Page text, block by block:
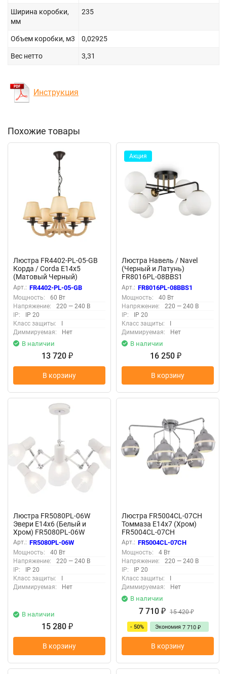
Ширина коробки,
мм
235
Объем коробки, м3 0,02925
Вес нетто 3,31
Инструкция
Похожие товары
Люстра FR4402-PL-05-GB
Корда / Corda E14x5
(Матовый Черный)
FR4402-PL-05-GB
Арт.: FR4402-PL-05-GB
Мощность:
60 Вт
Напряжение:
220 — 240 В
IP:
IP 20
Класс защиты:
I
Диммируемая:
Нет
В наличии
13 720 ₽
В корзину
Акция
Люстра Навель / Navel
(Черный и Латунь)
FR8016PL-08BBS1
Арт.: FR8016PL-08BBS1
Мощность:
40 Вт
Напряжение:
220 — 240 В
IP:
IP 20
Класс защиты:
I
Диммируемая:
Нет
В наличии
16 250 ₽
В корзину
Люстра FR5080PL-06W
Эвери E14x6 (Белый и
Хром) FR5080PL-06W
Арт.: FR5080PL-06W
Мощность:
40 Вт
Напряжение:
220 — 240 В
IP:
IP 20
Класс защиты:
Диммируемая:
Нет
В наличии
15 280 ₽
В корзину
Люстра FR5004CL-07CH
Томмаза E14x7 (Хром)
FR5004CL-07CH
Арт.: FR5004CL-07CH
Мощность:
4 Вт
Напряжение:
220 — 240 В
IP:
IP 20
Класс защиты:
Диммируемая:
Нет
В наличии
7 710 ₽ 15 420₽
- 50% Экономия 7 710 ₽
В корзину